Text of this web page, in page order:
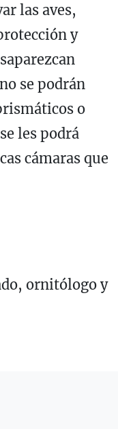
las aves,
y
se podrán
o
les podrá
cámaras que
ornitólogo y